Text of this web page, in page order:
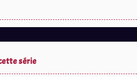
série